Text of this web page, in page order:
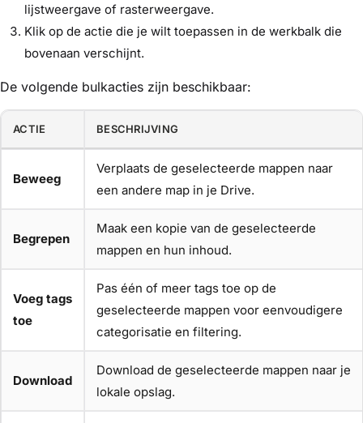
lijstweergave of rasterweergave.
Klik op de actie die je wilt toepassen in de werkbalk die
bovenaan verschijnt.
De volgende bulkacties zijn beschikbaar:
ACTIE BESCHRIJVING
Beweeg
Verplaats de geselecteerde mappen naar
een andere map in je Drive.
Begrepen
Maak een kopie van de geselecteerde
mappen en hun inhoud.
Voeg tags
toe
Pas één of meer tags toe op de
geselecteerde mappen voor eenvoudigere
categorisatie en filtering.
Download
Download de geselecteerde mappen naar je
lokale opslag.